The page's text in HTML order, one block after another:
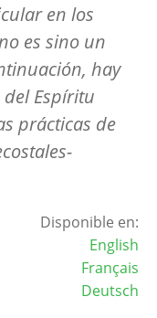
en los
es sino un
hay
Espíritu
prácticas de
Disponible en:
English
Français
Deutsch